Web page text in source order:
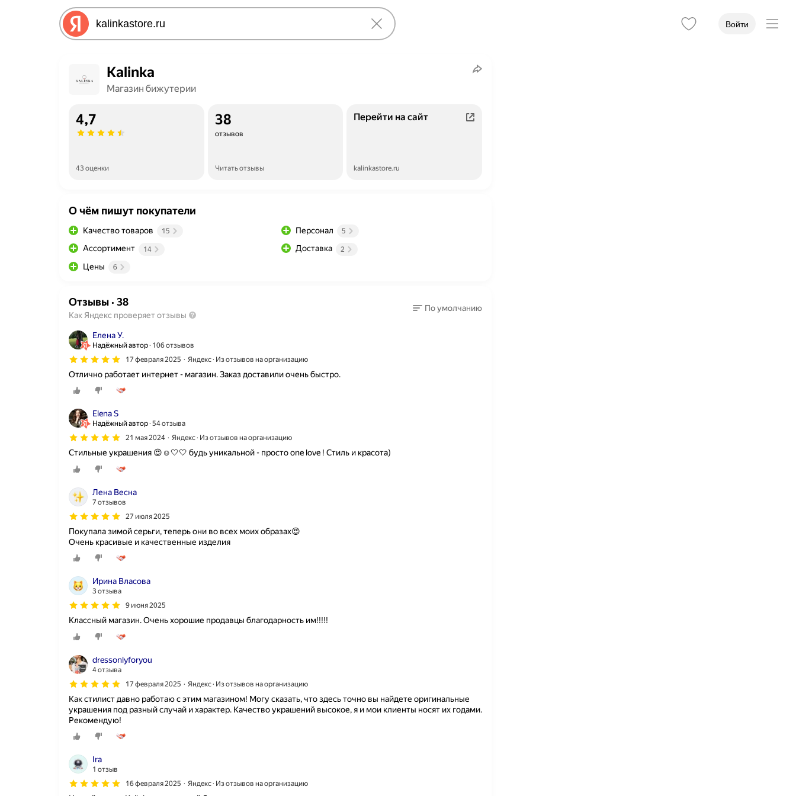
Войти
Kalinka
Магазин бижутерии
4,7
43 оценки
38
отзывов
Читать отзывы
Перейти на сайт
kalinkastore.ru
О чём пишут покупатели
Качество товаров 15
Ассортимент 14
Цены 6
Персонал 5
Доставка 2
Отзывы· 38
Как Яндекс проверяет отзывы
По умолчанию
Елена У.
Надёжный автор 106 отзывов
17 февраля 2025
Яндекс · Из отзывов на организацию
Отлично работает интернет - магазин. Заказ доставили очень быстро.
Elena S
Надёжный автор 54 отзыва
21 мая 2024
Яндекс · Из отзывов на организацию
Стильные украшения 😍☺️🤍🤍 будь уникальной - просто one love ! Стиль и красота)
Лена Весна
7 отзывов
27 июля 2025
Покупала зимой серьги, теперь они во всех моих образах😍
Очень красивые и качественные изделия
Ирина Власова
3 отзыва
9 июня 2025
Классный магазин. Очень хорошие продавцы благодарность им!!!!!
dressonlyforyou
4 отзыва
17 февраля 2025
Яндекс · Из отзывов на организацию
Как стилист давно работаю с этим магазином! Могу сказать, что здесь точно вы найдете оригинальные
украшения под разный случай и характер. Качество украшений высокое, я и мои клиенты носят их годами.
Рекомендую!
Ira
1 отзыв
16 февраля 2025
Яндекс · Из отзывов на организацию